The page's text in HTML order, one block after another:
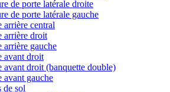
de porte latérale droite
de porte latérale gauche
arrière central
arrière droit
arrière gauche
avant droit
avant droit (banquette double)
avant gauche
de sol